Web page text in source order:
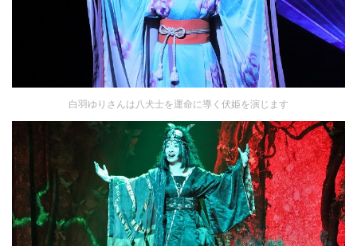
白羽ゆりさんは八犬士を運命に導く伏姫を演じます